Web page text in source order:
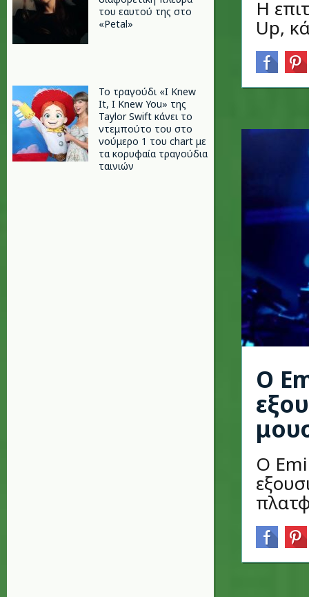
του εαυτού της στο
«Petal»
Το τραγούδι «I Knew
It, I Knew You» της
Taylor Swift κάνει το
ντεμπούτο του στο
νούμερο 1 του chart με
τα κορυφαία τραγούδια
ταινιών
Η
Up,
Ο
Ο